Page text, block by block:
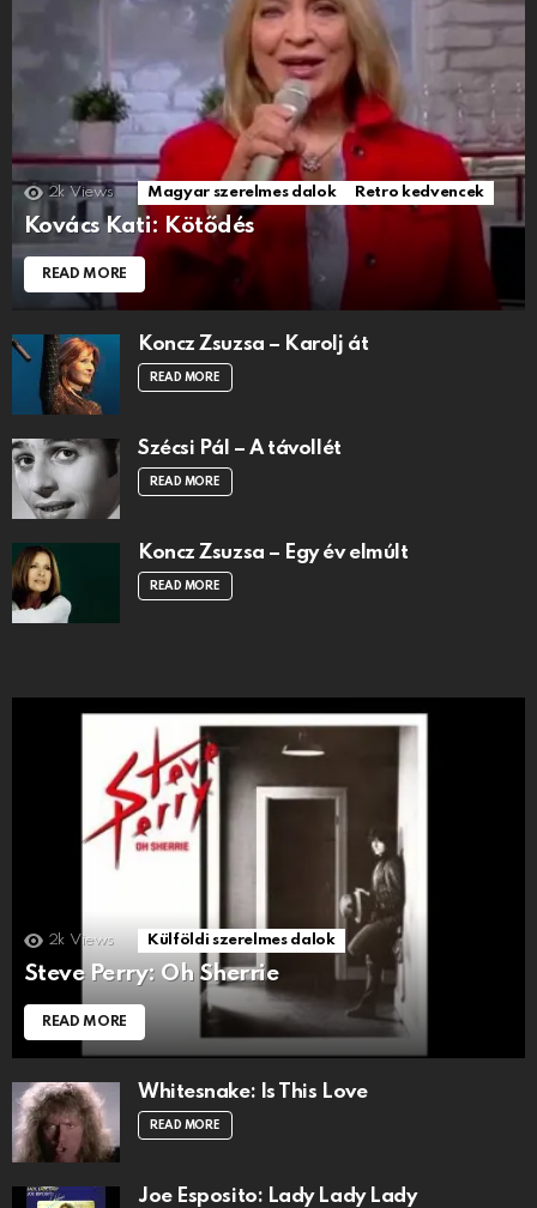
2k Views Magyar szerelmes dalok Retro kedvencek
Kovács Kati: Kötődés
READ MORE
Koncz Zsuzsa – Karolj át
READ MORE
Szécsi Pál – A távollét
READ MORE
Koncz Zsuzsa – Egy év elmúlt
READ MORE
2k Views Külföldi szerelmes dalok
Steve Perry: Oh Sherrie
READ MORE
Whitesnake: Is This Love
READ MORE
Joe Esposito: Lady Lady Lady